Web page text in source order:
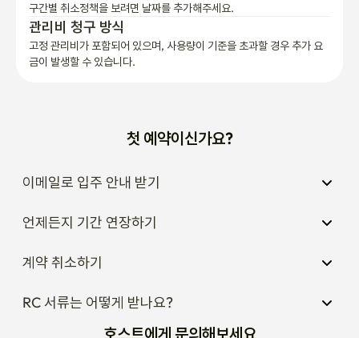
구간별 취소정책을 보려면 날짜를 추가해주세요.
관리비 청구 방식
고정 관리비가 포함되어 있으며, 사용량이 기준을 초과할 경우 추가 요
금이 발생할 수 있습니다.
첫 예약이신가요?
이메일로 입주 안내 받기
언제든지 기간 연장하기
계약 취소하기
RC 서류는 어떻게 받나요?
호스트에게 문의해보세요